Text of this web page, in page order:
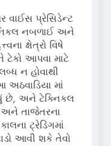
વાઈસ પ્રેસિડેન્ટ
નબળાઈ અને
ક્ષેત્રો વિષે
ટેકો આપવા માટે
ન હોવાથી
માં
છે, અને ટેક્નિકલ
તાજેતરના
ટ્રેડિંગમાં
આવી શકે તેવો